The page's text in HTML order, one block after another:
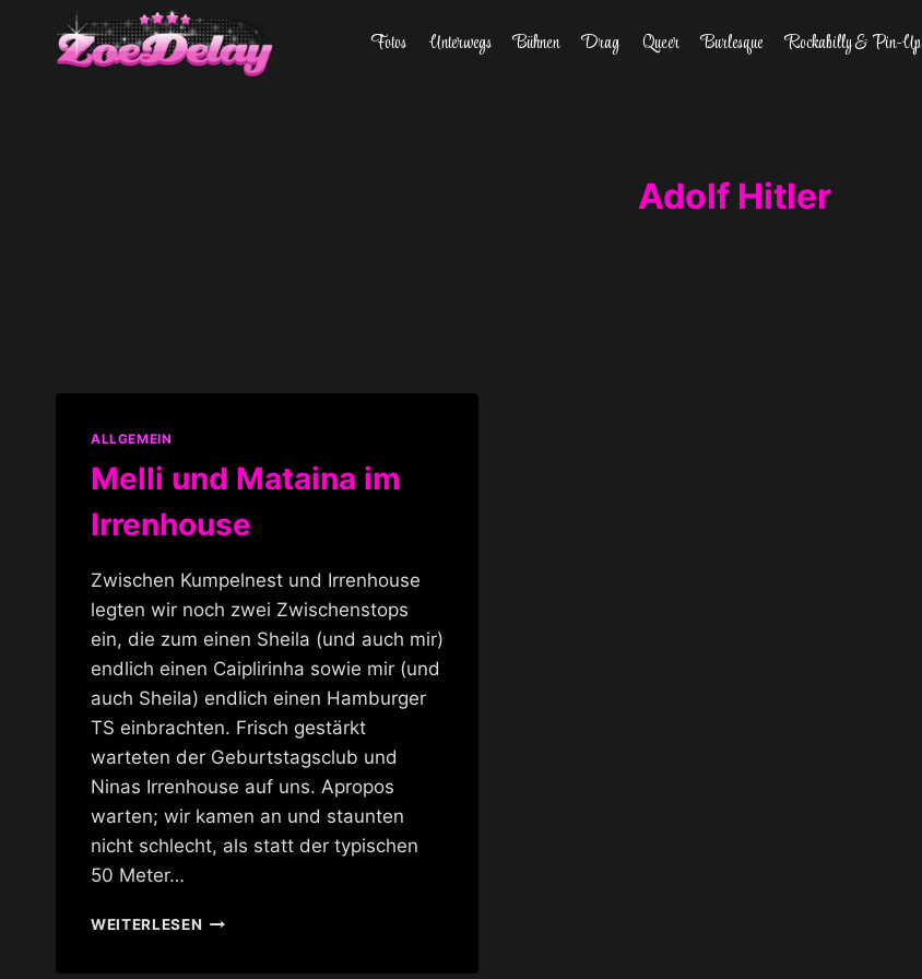
springen
Fotos Unterwegs Bühnen Drag Queer Burlesque Rockabilly & Pin-Up
Adolf Hitler
ALLGEMEIN
Melli und Mataina im
Irrenhouse
Zwischen Kumpelnest und Irrenhouse
legten wir noch zwei Zwischenstops
ein, die zum einen Sheila (und auch mir)
endlich einen Caiplirinha sowie mir (und
auch Sheila) endlich einen Hamburger
TS einbrachten. Frisch gestärkt
warteten der Geburtstagsclub und
Ninas Irrenhouse auf uns. Apropos
warten; wir kamen an und staunten
nicht schlecht, als statt der typischen
50 Meter…
WEITERLESENMELLI